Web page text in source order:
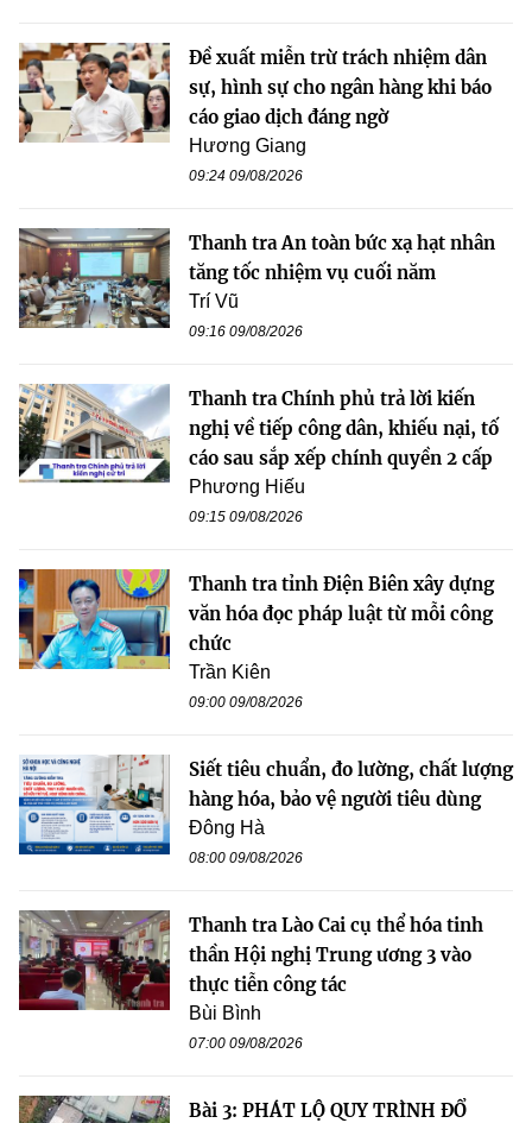
Đề xuất miễn trừ trách nhiệm dân
sự, hình sự cho ngân hàng khi báo
cáo giao dịch đáng ngờ
Hương Giang
09:24 09/08/2026
Thanh tra An toàn bức xạ hạt nhân
tăng tốc nhiệm vụ cuối năm
Trí Vũ
09:16 09/08/2026
Thanh tra Chính phủ trả lời kiến
nghị về tiếp công dân, khiếu nại, tố
cáo sau sắp xếp chính quyền 2 cấp
Phương Hiếu
09:15 09/08/2026
Thanh tra tỉnh Điện Biên xây dựng
văn hóa đọc pháp luật từ mỗi công
chức
Trần Kiên
09:00 09/08/2026
Siết tiêu chuẩn, đo lường, chất lượng
hàng hóa, bảo vệ người tiêu dùng
Đông Hà
08:00 09/08/2026
Thanh tra Lào Cai cụ thể hóa tinh
thần Hội nghị Trung ương 3 vào
thực tiễn công tác
Bùi Bình
07:00 09/08/2026
Bài 3: PHÁT LỘ QUY TRÌNH ĐỔ